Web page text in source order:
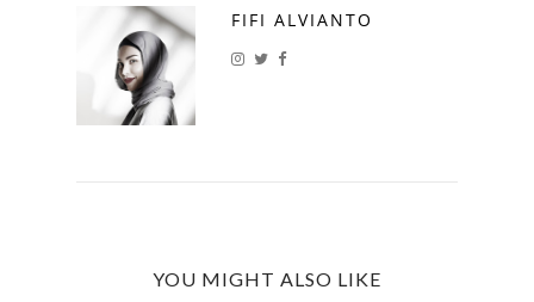
FIFI ALVIANTO
YOU MIGHT ALSO LIKE